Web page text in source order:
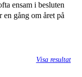
ensam i besluten
en gång om året på
Visa resultat